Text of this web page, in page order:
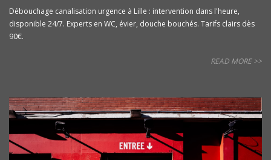
Débouchage canalisation urgence à Lille : intervention dans l'heure,
disponible 24/7. Experts en WC, évier, douche bouchés. Tarifs clairs dès
90€.
READ MORE >>